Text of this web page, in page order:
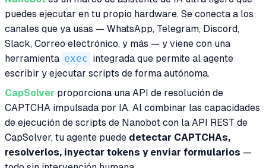
puedes ejecutar en tu propio hardware. Se conecta a los
canales que ya usas — WhatsApp, Telegram, Discord,
Slack, Correo electrónico, y más — y viene con una
herramienta exec integrada que permite al agente
escribir y ejecutar scripts de forma autónoma.
CapSolver proporciona una API de resolución de
CAPTCHA impulsada por IA. Al combinar las capacidades
de ejecución de scripts de Nanobot con la API REST de
CapSolver, tu agente puede detectar CAPTCHAs,
resolverlos, inyectar tokens y enviar formularios —